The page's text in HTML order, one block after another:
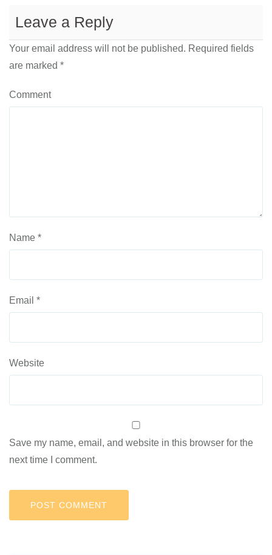
Leave a Reply
Your email address will not be published. Required fields
are marked *
Comment
Name *
Email *
Website
Save my name, email, and website in this browser for the
next time I comment.